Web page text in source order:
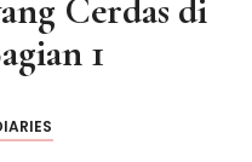
Cerdas di
1